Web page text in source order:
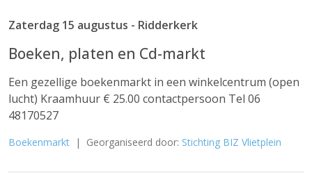
Zaterdag 15 augustus - Ridderkerk
Boeken, platen en Cd-markt
Een gezellige boekenmarkt in een winkelcentrum (open
lucht) Kraamhuur € 25.00 contactpersoon Tel 06
48170527
Boekenmarkt | Georganiseerd door: Stichting BIZ Vlietplein